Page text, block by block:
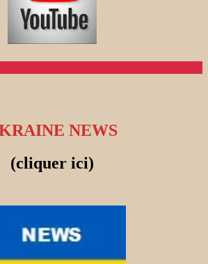
NEWS
(cliquer ici)